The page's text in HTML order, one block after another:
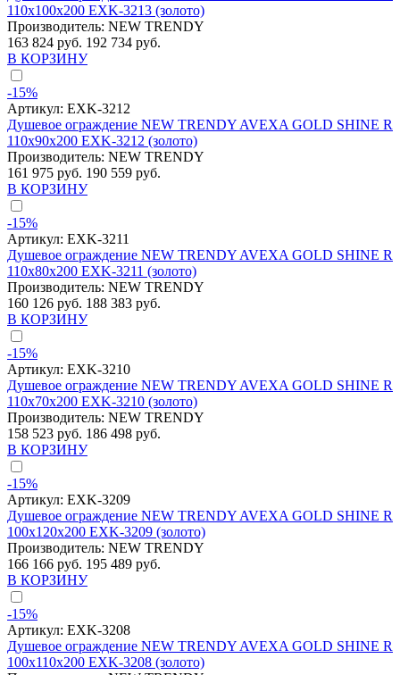
110x100x200 EXK-3213 (золото)
Производитель: NEW TRENDY
163 824 руб. 192 734 руб.
В КОРЗИНУ
-15%
Артикул: EXK-3212
Душевое ограждение NEW TRENDY AVEXA GOLD SHINE R
110x90x200 EXK-3212 (золото)
Производитель: NEW TRENDY
161 975 руб. 190 559 руб.
В КОРЗИНУ
-15%
Артикул: EXK-3211
Душевое ограждение NEW TRENDY AVEXA GOLD SHINE R
110x80x200 EXK-3211 (золото)
Производитель: NEW TRENDY
160 126 руб. 188 383 руб.
В КОРЗИНУ
-15%
Артикул: EXK-3210
Душевое ограждение NEW TRENDY AVEXA GOLD SHINE R
110x70x200 EXK-3210 (золото)
Производитель: NEW TRENDY
158 523 руб. 186 498 руб.
В КОРЗИНУ
-15%
Артикул: EXK-3209
Душевое ограждение NEW TRENDY AVEXA GOLD SHINE R
100x120x200 EXK-3209 (золото)
Производитель: NEW TRENDY
166 166 руб. 195 489 руб.
В КОРЗИНУ
-15%
Артикул: EXK-3208
Душевое ограждение NEW TRENDY AVEXA GOLD SHINE R
100x110x200 EXK-3208 (золото)